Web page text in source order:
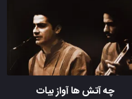
چه آتش ها آواز بیات